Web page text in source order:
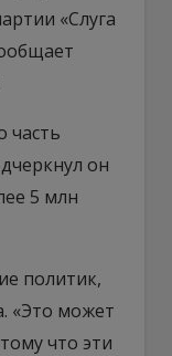
«Слуга
часть
он
5 млн
политик,
«Это может
что эти